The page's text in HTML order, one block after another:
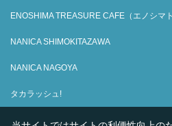
ENOSHIMA TREASURE CAFE（エノシマ
NANICA SHIMOKITAZAWA
NANICA NAGOYA
タカラッシュ!